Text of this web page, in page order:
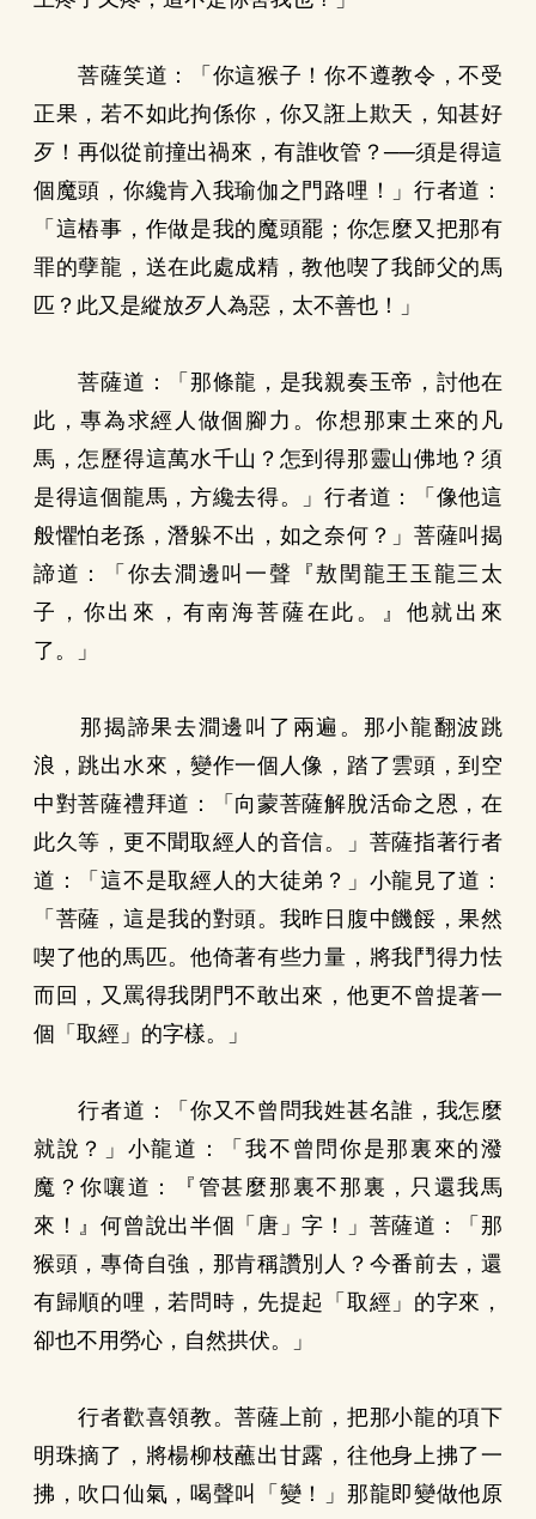
菩薩笑道：「你這猴子！你不遵教令，不受
正果，若不如此拘係你，你又誑上欺天，知甚好
歹！再似從前撞出禍來，有誰收管？──須是得這
個魔頭，你纔肯入我瑜伽之門路哩！」行者道：
「這樁事，作做是我的魔頭罷；你怎麼又把那有
罪的孽龍，送在此處成精，教他喫了我師父的馬
匹？此又是縱放歹人為惡，太不善也！」
菩薩道：「那條龍，是我親奏玉帝，討他在
此，專為求經人做個腳力。你想那東土來的凡
馬，怎歷得這萬水千山？怎到得那靈山佛地？須
是得這個龍馬，方纔去得。」行者道：「像他這
般懼怕老孫，潛躲不出，如之奈何？」菩薩叫揭
諦道：「你去澗邊叫一聲『敖閏龍王玉龍三太
子，你出來，有南海菩薩在此。』他就出來
了。」
那揭諦果去澗邊叫了兩遍。那小龍翻波跳
浪，跳出水來，變作一個人像，踏了雲頭，到空
中對菩薩禮拜道：「向蒙菩薩解脫活命之恩，在
此久等，更不聞取經人的音信。」菩薩指著行者
道：「這不是取經人的大徒弟？」小龍見了道：
「菩薩，這是我的對頭。我昨日腹中饑餒，果然
喫了他的馬匹。他倚著有些力量，將我鬥得力怯
而回，又罵得我閉門不敢出來，他更不曾提著一
個「取經」的字樣。」
行者道：「你又不曾問我姓甚名誰，我怎麼
就說？」小龍道：「我不曾問你是那裏來的潑
魔？你嚷道：『管甚麼那裏不那裏，只還我馬
來！』何曾說出半個「唐」字！」菩薩道：「那
猴頭，專倚自強，那肯稱讚別人？今番前去，還
有歸順的哩，若問時，先提起「取經」的字來，
卻也不用勞心，自然拱伏。」
行者歡喜領教。菩薩上前，把那小龍的項下
明珠摘了，將楊柳枝蘸出甘露，往他身上拂了一
拂，吹口仙氣，喝聲叫「變！」那龍即變做他原